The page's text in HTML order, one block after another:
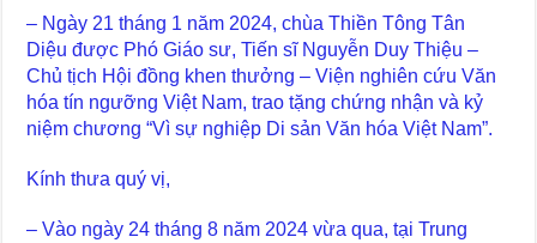
– Ngày 21 tháng 1 năm 2024, chùa Thiền Tông Tân
Diệu được Phó Giáo sư, Tiến sĩ Nguyễn Duy Thiệu –
Chủ tịch Hội đồng khen thưởng – Viện nghiên cứu Văn
hóa tín ngưỡng Việt Nam, trao tặng chứng nhận và kỷ
niệm chương “Vì sự nghiệp Di sản Văn hóa Việt Nam”.
Kính thưa quý vị,
– Vào ngày 24 tháng 8 năm 2024 vừa qua, tại Trung